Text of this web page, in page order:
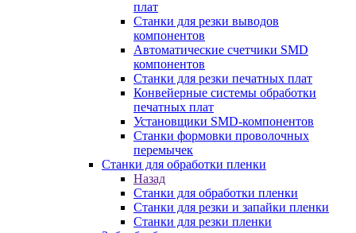
плат
Станки для резки выводов
компонентов
Автоматические счетчики SMD
компонентов
Станки для резки печатных плат
Конвейерные системы обработки
печатных плат
Установщики SMD-компонентов
Станки формовки проволочных
перемычек
Станки для обработки пленки
Назад
Станки для обработки пленки
Станки для резки и запайки пленки
Станки для резки пленки